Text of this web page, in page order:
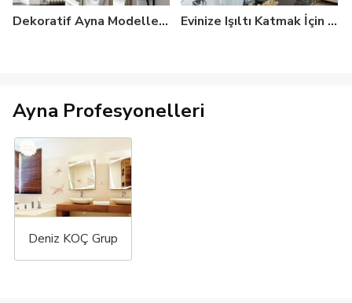
Dekoratif Ayna Modelleri ile 30 Göz Alıcı Dekorasyon! Evinize Işıltı Katmak İçin Yapmanız Gerekenler ve Işıltılı Dekor Örnekleri
Ayna Profesyonelleri
Deniz KOÇ Grup